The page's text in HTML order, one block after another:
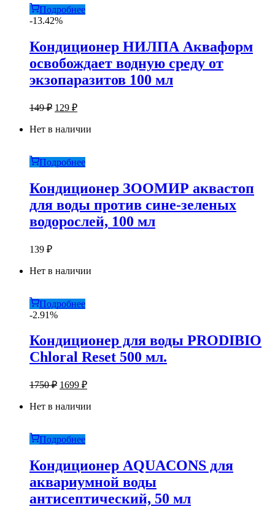
Подробнее
-13.42%
Кондиционер НИЛПА Акваформ
освобождает водную среду от
экзопаразитов 100 мл
149₽ Первоначальная
составляла
129 ₽Текущая
129 ₽.
Нет в наличии
Подробнее
Кондиционер ЗООМИР аквастоп
для воды против сине-зеленых
водорослей, 100 мл
139 ₽
Нет в наличии
Подробнее
-2.91%
Кондиционер для воды PRODIBIO
Chloral Reset 500 мл.
1750₽ Первоначальная
составляла
1699 ₽Текущая
1699 ₽.
Нет в наличии
Подробнее
Кондиционер AQUACONS для
аквариумной воды
антисептический, 50 мл